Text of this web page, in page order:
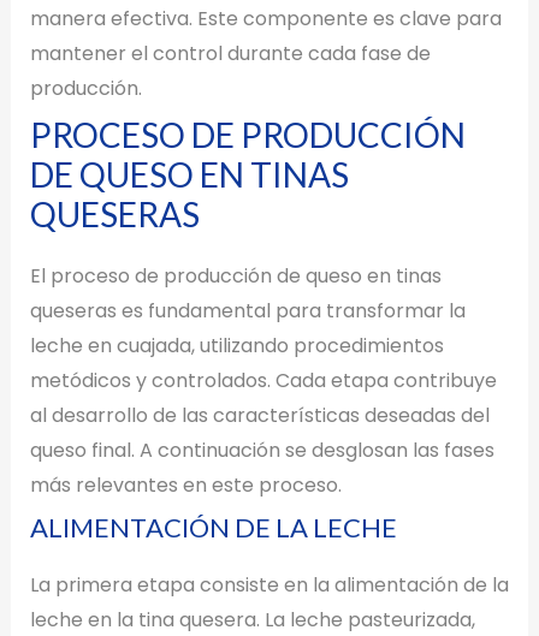
manera efectiva. Este componente es clave para
mantener el control durante cada fase de
producción.
PROCESO DE PRODUCCIÓN
DE QUESO EN TINAS
QUESERAS
El proceso de producción de queso en tinas
queseras es fundamental para transformar la
leche en cuajada, utilizando procedimientos
metódicos y controlados. Cada etapa contribuye
al desarrollo de las características deseadas del
queso final. A continuación se desglosan las fases
más relevantes en este proceso.
ALIMENTACIÓN DE LA LECHE
La primera etapa consiste en la alimentación de la
leche en la tina quesera. La leche pasteurizada,